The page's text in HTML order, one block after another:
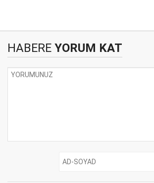
HABERE YORUM KAT